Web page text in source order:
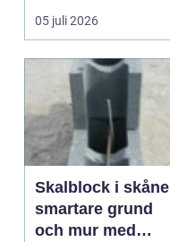
genomtänkt
dörröppnare kan
avgöra om äl...
05 juli 2026
Skalblock i skåne
smartare grund
och mur med